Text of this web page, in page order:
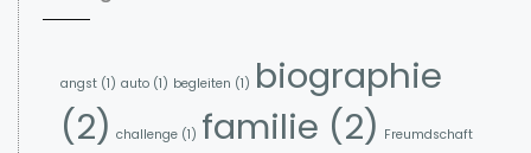
angst (1) auto (1) begleiten (1) biographie
(2) challenge (1) familie (2) Freumdschaft